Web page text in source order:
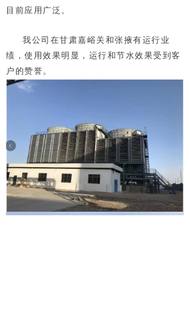
目前应用广泛。
我公司在甘肃嘉峪关和张掖有运行业
绩，使用效果明显，运行和节水效果受到客
户的赞誉。